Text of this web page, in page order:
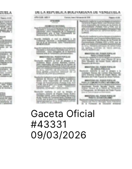
Gaceta Oficial
#43331
09/03/2026